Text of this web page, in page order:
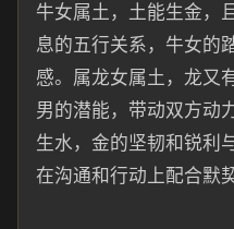
牛女属土，土能生金，
息的五行关系，牛女的
感。属龙女属土，龙又
男的潜能，带动双方动
生水，金的坚韧和锐利
在沟通和行动上配合默契